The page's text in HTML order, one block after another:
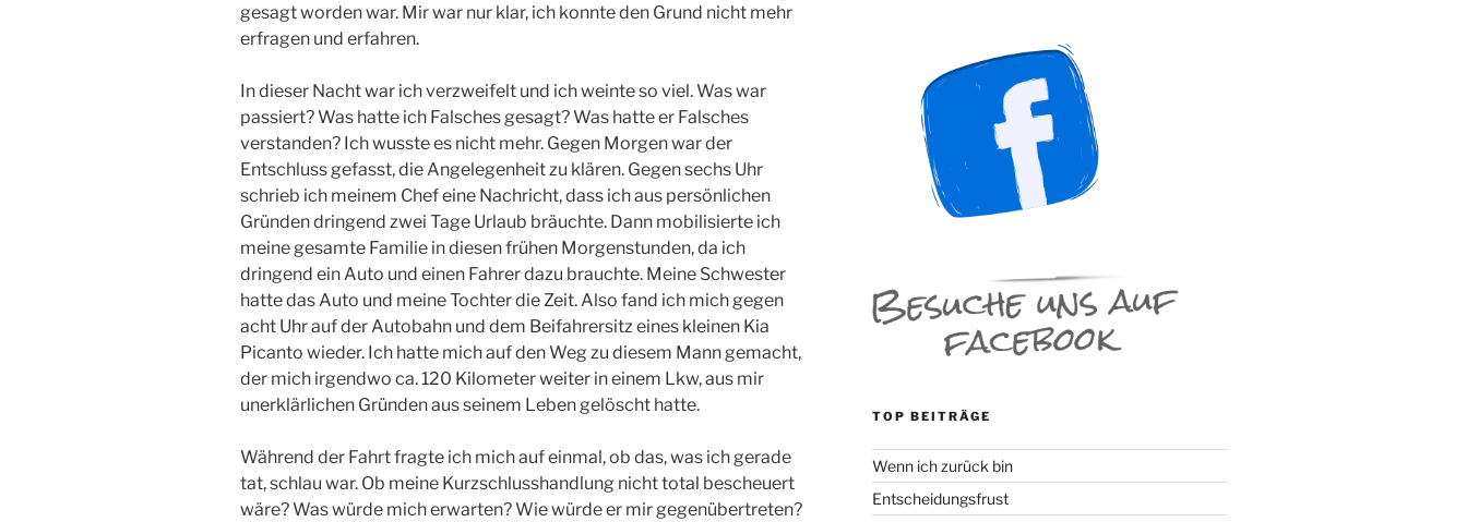
gesagt worden war. Mir war nur klar, ich konnte den Grund nicht mehr
erfragen und erfahren.
In dieser Nacht war ich verzweifelt und ich weinte so viel. Was war
passiert? Was hatte ich Falsches gesagt? Was hatte er Falsches
verstanden? Ich wusste es nicht mehr. Gegen Morgen war der
Entschluss gefasst, die Angelegenheit zu klären. Gegen sechs Uhr
schrieb ich meinem Chef eine Nachricht, dass ich aus persönlichen
Gründen dringend zwei Tage Urlaub bräuchte. Dann mobilisierte ich
meine gesamte Familie in diesen frühen Morgenstunden, da ich
dringend ein Auto und einen Fahrer dazu brauchte. Meine Schwester
hatte das Auto und meine Tochter die Zeit. Also fand ich mich gegen
acht Uhr auf der Autobahn und dem Beifahrersitz eines kleinen Kia
Picanto wieder. Ich hatte mich auf den Weg zu diesem Mann gemacht,
der mich irgendwo ca. 120 Kilometer weiter in einem Lkw, aus mir
unerklärlichen Gründen aus seinem Leben gelöscht hatte.
Während der Fahrt fragte ich mich auf einmal, ob das, was ich gerade
tat, schlau war. Ob meine Kurzschlusshandlung nicht total bescheuert
wäre? Was würde mich erwarten? Wie würde er mir gegenübertreten?
TOP BEITRÄGE
Wenn ich zurück bin
Entscheidungsfrust